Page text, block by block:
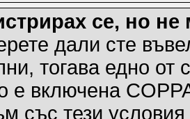
се, но не
дали сте
тогава едно
е включена
със тези